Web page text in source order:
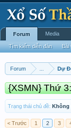
Forum Dự
{XSMN} Thứ 3:
Trạng thái chủ đề: Không
< Trước 1 2 3
Forum
Tìm kiếm diễn đàn Bài
Media